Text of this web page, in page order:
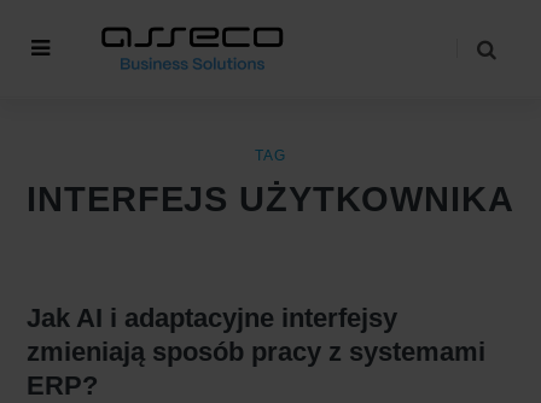
TAG
INTERFEJS UŻYTKOWNIKA
Jak AI i adaptacyjne interfejsy
zmieniają sposób pracy z systemami
ERP?